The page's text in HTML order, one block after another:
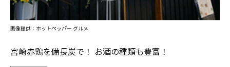
宮崎赤鶏を備長炭で！ お酒の種類も豊富！
画像提供：ホットペッパー グルメ